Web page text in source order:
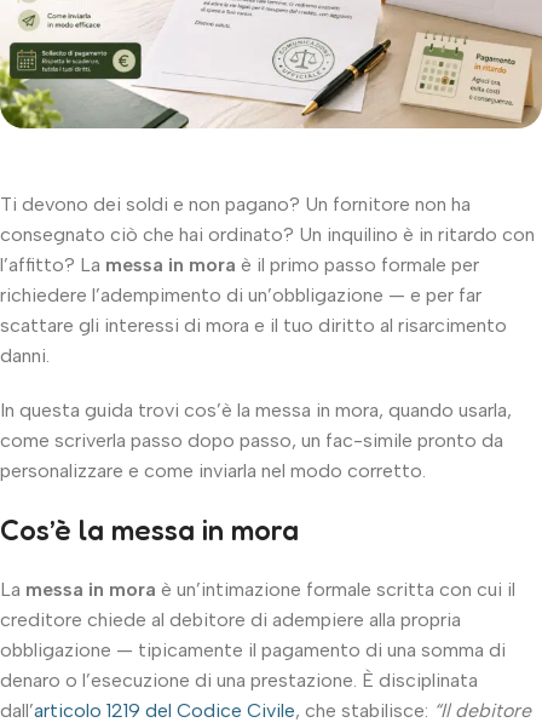
Ti devono dei soldi e non pagano? Un fornitore non ha
consegnato ciò che hai ordinato? Un inquilino è in ritardo con
l’affitto? La messa in mora è il primo passo formale per
richiedere l’adempimento di un’obbligazione — e per far
scattare gli interessi di mora e il tuo diritto al risarcimento
danni.
In questa guida trovi cos’è la messa in mora, quando usarla,
come scriverla passo dopo passo, un fac-simile pronto da
personalizzare e come inviarla nel modo corretto.
Cos’è la messa in mora
La messa in mora è un’intimazione formale scritta con cui il
creditore chiede al debitore di adempiere alla propria
obbligazione — tipicamente il pagamento di una somma di
denaro o l’esecuzione di una prestazione. È disciplinata
dall’articolo 1219 del Codice Civile, che stabilisce: “Il debitore